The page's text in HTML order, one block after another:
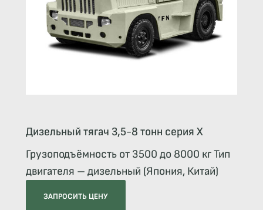
Дизельный тягач 3,5-8 тонн серия Х
Грузоподъёмность от 3500 до 8000 кг Тип
двигателя – дизельный (Япония, Китай)
ЗАПРОСИТЬ ЦЕНУ